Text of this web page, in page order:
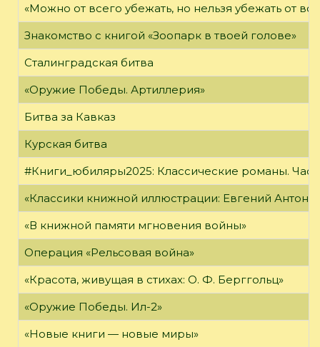
«Можно от всего убежать, но нельзя убежать от
Знакомство с книгой «Зоопарк в твоей голове»
Сталинградская битва
«Оружие Победы. Артиллерия»
Битва за Кавказ
Курская битва
#Книги_юбиляры2025: Классические романы.
«Классики книжной иллюстрации: Евгений
«В книжной памяти мгновения войны»
Операция «Рельсовая война»
«Красота, живущая в стихах: О. Ф. Берггольц»
«Оружие Победы. Ил-2»
«Новые книги — новые миры»